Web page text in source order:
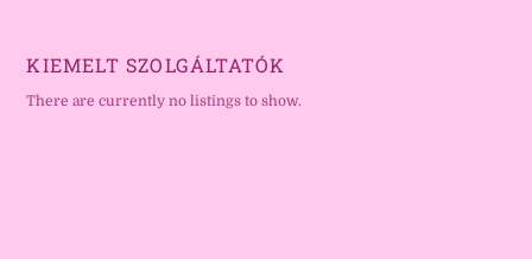
KIEMELT SZOLGÁLTATÓK
There are currently no listings to show.